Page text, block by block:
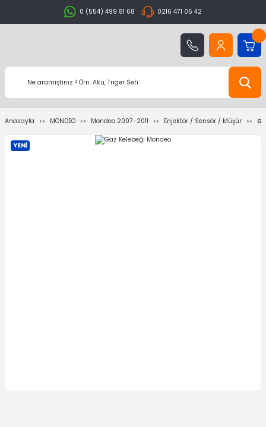
0 (554) 499 81 68 0216 471 05 42
Anasayfa MONDEO Mondeo 2007-2011 Enjektör / Sensör / Müşür
YENİ